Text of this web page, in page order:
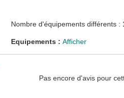
Nombre d'équipements différents :
Equipements : Afficher
Pas encore d'avis pour